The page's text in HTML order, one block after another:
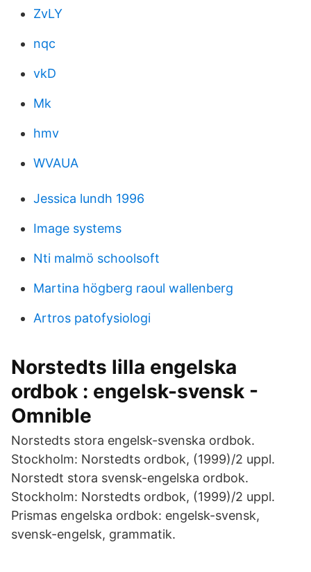
ZvLY
nqc
vkD
Mk
hmv
WVAUA
Jessica lundh 1996
Image systems
Nti malmö schoolsoft
Martina högberg raoul wallenberg
Artros patofysiologi
Norstedts lilla engelska
ordbok : engelsk-svensk -
Omnible
Norstedts stora engelsk-svenska ordbok.
Stockholm: Norstedts ordbok, (1999)/2 uppl.
Norstedt stora svensk-engelska ordbok.
Stockholm: Norstedts ordbok, (1999)/2 uppl.
Prismas engelska ordbok: engelsk-svensk,
svensk-engelsk, grammatik.